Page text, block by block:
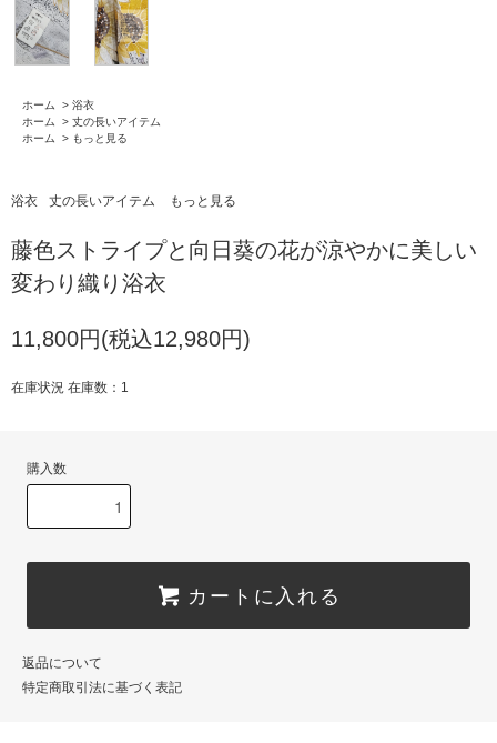
ホーム > 浴衣
ホーム
> 丈の長いアイテム
ホーム
> もっと見る
浴衣 丈の長いアイテム もっと見る
藤色ストライプと向日葵の花が涼やかに美しい
変わり織り浴衣
11,800円(税込12,980円)
在庫状況 在庫数：1
購入数
カートに入れる
返品について
特定商取引法に基づく表記